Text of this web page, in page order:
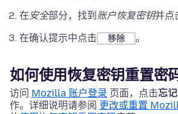
在安全部分，找到 账户恢复密钥并点
在确认提示中点击
移除 。
如何使用恢复密钥重置密
访问 Mozilla 账户登录 页面，点击忘记
作。详细说明请参阅 更改或重置